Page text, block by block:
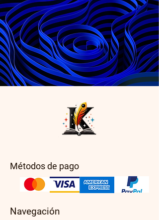
Métodos de pago
Navegación